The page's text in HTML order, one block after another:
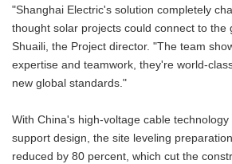
"Shanghai Electric's solution completely
thought solar projects could connect to the
Shuaili, the Project director. "The team
expertise and teamwork, they're world-
new global standards."
With China's high-voltage cable
support design, the site leveling
reduced by 80 percent, which cut the